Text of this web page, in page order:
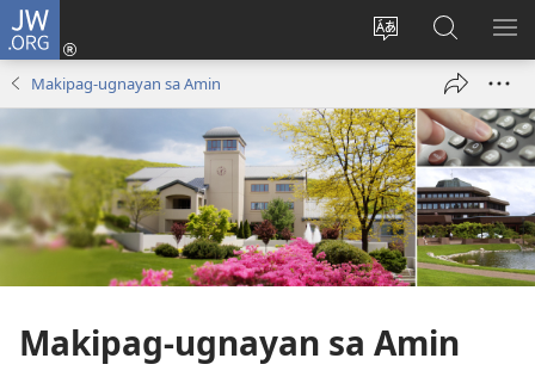
JW.ORG
Baguhin
ng
site
Mag-
log
bubukas
na
bagong
window)
sa
JW.ORG
Makipag-ugnayan sa Amin
Makipag-ugnayan sa Amin